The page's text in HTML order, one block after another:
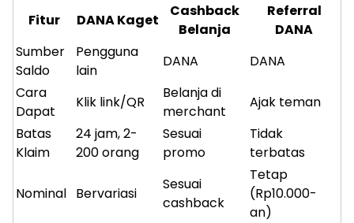
Fitur DANA Kaget
Cashback
Belanja
Referral
DANA
Sumber
Saldo
Pengguna
lain
DANA
DANA
Cara
Dapat
Klik link/QR
Belanja di
merchant
Ajak teman
Batas
Klaim
24 jam, 2-
200 orang
Sesuai
promo
Tidak
terbatas
Nominal Bervariasi
Sesuai
cashback
Tetap
(Rp10.000-
an)